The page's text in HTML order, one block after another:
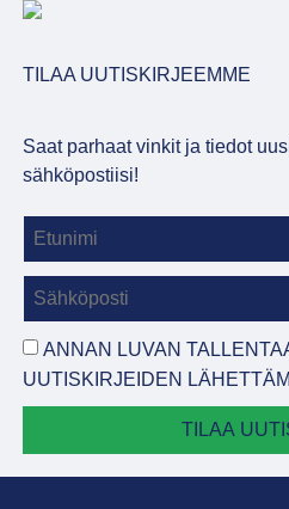
TILAA UUTISKIRJEEMME
Saat parhaat vinkit ja tiedot
sähköpostiisi!
ANNAN LUVAN
UUTISKIRJEIDEN
TILAA